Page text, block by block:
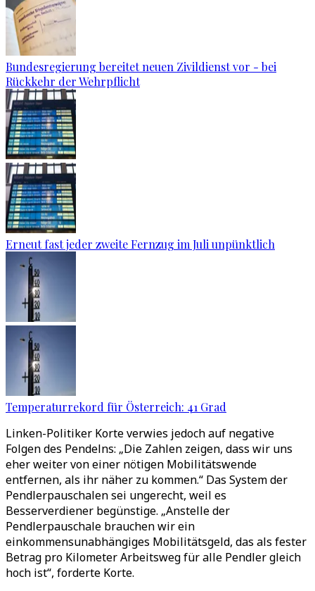
Bundesregierung bereitet neuen Zivildienst vor - bei
Rückkehr der Wehrpflicht
Erneut fast jeder zweite Fernzug im Juli unpünktlich
Temperaturrekord für Österreich: 41 Grad
Linken-Politiker Korte verwies jedoch auf negative
Folgen des Pendelns: „Die Zahlen zeigen, dass wir uns
eher weiter von einer nötigen Mobilitätswende
entfernen, als ihr näher zu kommen.“ Das System der
Pendlerpauschalen sei ungerecht, weil es
Besserverdiener begünstige. „Anstelle der
Pendlerpauschale brauchen wir ein
einkommensunabhängiges Mobilitätsgeld, das als fester
Betrag pro Kilometer Arbeitsweg für alle Pendler gleich
hoch ist“, forderte Korte.